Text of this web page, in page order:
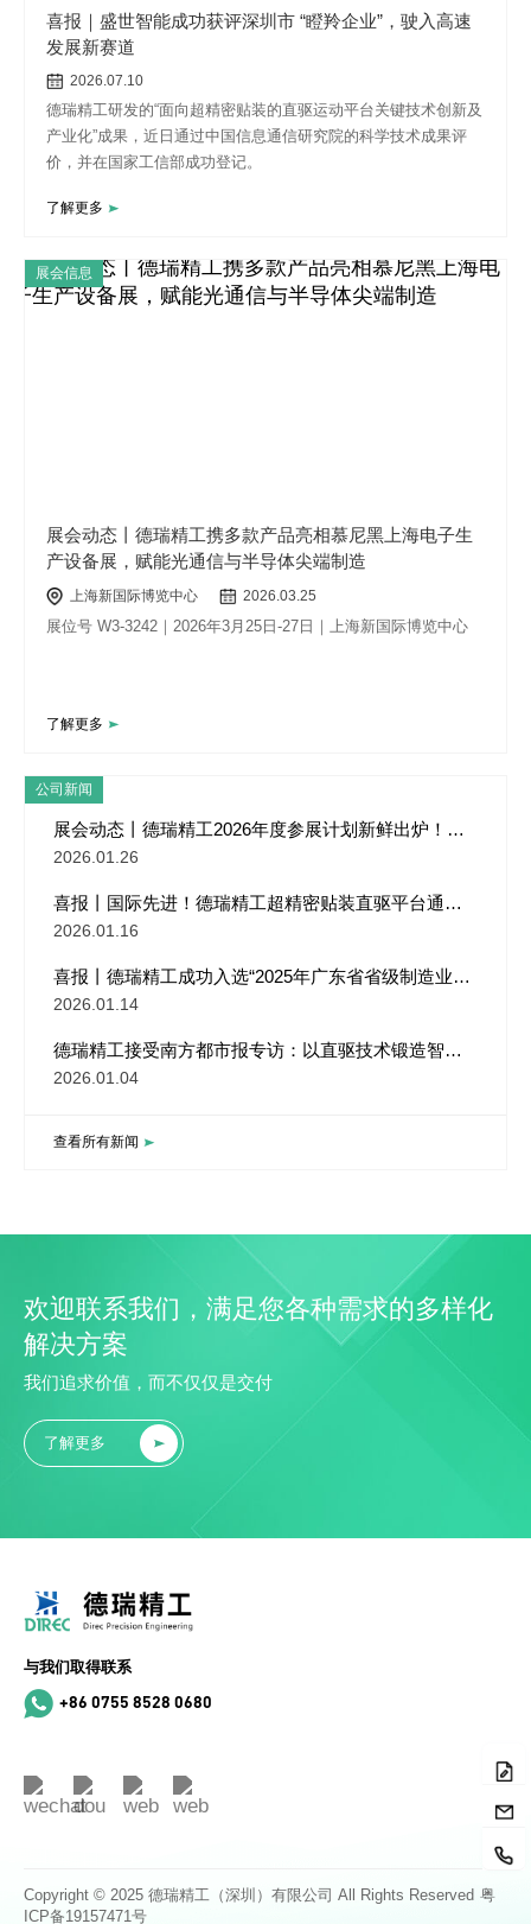
喜报｜盛世智能成功获评深圳市 “瞪羚企业”，驶入高速
发展新赛道
2026.07.10
德瑞精工研发的“面向超精密贴装的直驱运动平台关键技术创新及
产业化”成果，近日通过中国信息通信研究院的科学技术成果评
价，并在国家工信部成功登记。
了解更多
展会信息
展会动态丨德瑞精工携多款产品亮相慕尼黑上海电子生
产设备展，赋能光通信与半导体尖端制造
上海新国际博览中心 2026.03.25
展位号 W3-3242｜2026年3月25日-27日｜上海新国际博览中心
了解更多
公司新闻
展会动态丨德瑞精工2026年度参展计划新鲜出炉！慕
尼黑上海电子生产设备展预约通道正式开启！
2026.01.26
喜报丨国际先进！德瑞精工超精密贴装直驱平台通过
国家权威成果评价
2026.01.16
喜报丨德瑞精工成功入选“2025年广东省省级制造业单
项冠军企业”！
2026.01.14
德瑞精工接受南方都市报专访：以直驱技术锻造智能
制造“中国肌肉”
2026.01.04
查看所有新闻
欢迎联系我们，满足您各种需求的多样化
解决方案
我们追求价值，而不仅仅是交付
了解更多
与我们取得联系
+86 0755 8528 0680
Copyright © 2025 德瑞精工（深圳）有限公司 All Rights Reserved 粤
ICP备19157471号